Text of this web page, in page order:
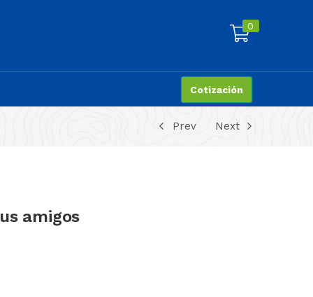
0
Cotización
Prev Next
amigos